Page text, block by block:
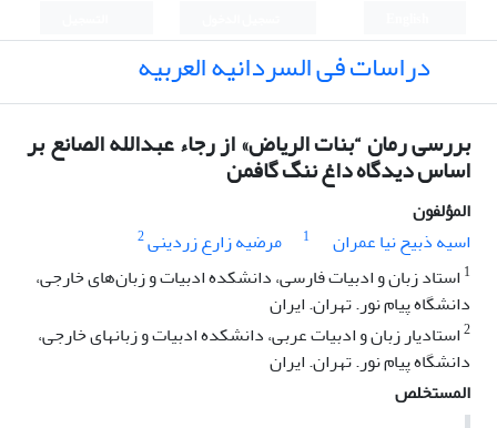
دراسات فی السردانیه العربیه
بررسی رمان “بنات الریاض» از رجاء عبدالله الصانع بر
اساس دیدگاه داغ ننگ گافمن
المؤلفون
اسیه ذبیح نیا عمران
1 مرضیه زارع زردینی2
1 استاد زبان و ادبیات فارسی، دانشکده ادبیات و زبان‌های خارجی،
دانشگاه پیام نور. تهران. ایران
2استادیار زبان و ادبیات عربی، دانشکده ادبیات و زبانهای خارجی،
دانشگاه پیام نور. تهران. ایران
المستخلص